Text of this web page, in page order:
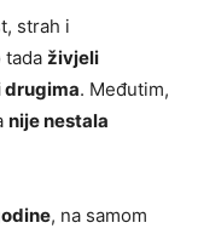
strah i
tada živjeli
drugima. Međutim,
nije nestala
, na samom